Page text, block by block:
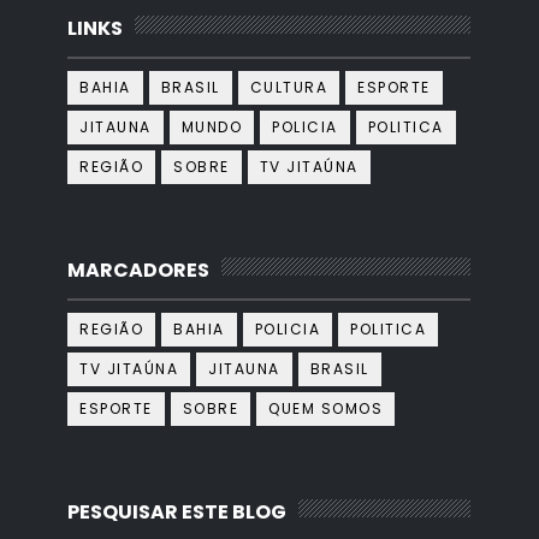
LINKS
BAHIA BRASIL CULTURA
ESPORTE
JITAUNA
MUNDO POLICIA
POLITICA
REGIÃO
SOBRE TV JITAÚNA
MARCADORES
REGIÃO BAHIA POLICIA
POLITICA
TV JITAÚNA
JITAUNA
BRASIL
ESPORTE
SOBRE QUEM SOMOS
PESQUISAR ESTE BLOG